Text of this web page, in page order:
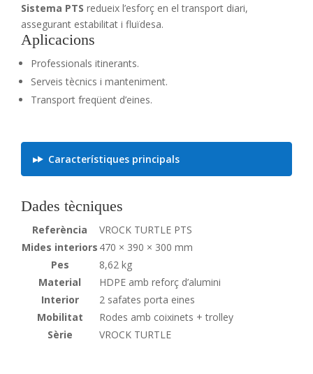
Sistema PTS redueix l’esforç en el transport diari,
assegurant estabilitat i fluïdesa.
Aplicacions
Professionals itinerants.
Serveis tècnics i manteniment.
Transport freqüent d’eines.
Característiques principals
Dades tècniques
Referència
VROCK TURTLE PTS
Mides interiors 470 × 390 × 300 mm
Pes
8,62 kg
Material
HDPE amb reforç d’alumini
Interior
2 safates porta eines
Mobilitat
Rodes amb coixinets + trolley
Sèrie
VROCK TURTLE